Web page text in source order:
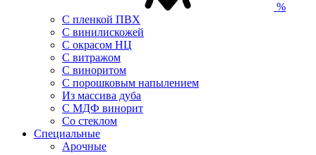
%
С пленкой ПВХ
С винилискожей
С окрасом НЦ
С витражом
С виноритом
С порошковым напылением
Из массива дуба
С МДФ винорит
Со стеклом
Специальные
Арочные